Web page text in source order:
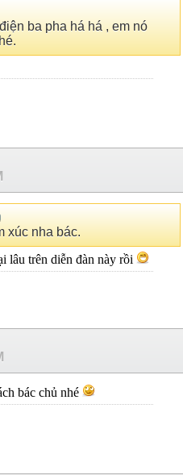
ba pha há há , em nó
xúc nha bác.
lâu trên diễn đàn này rồi
bác chủ nhé